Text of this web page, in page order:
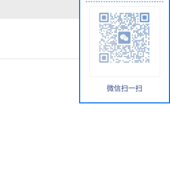
微信扫一扫